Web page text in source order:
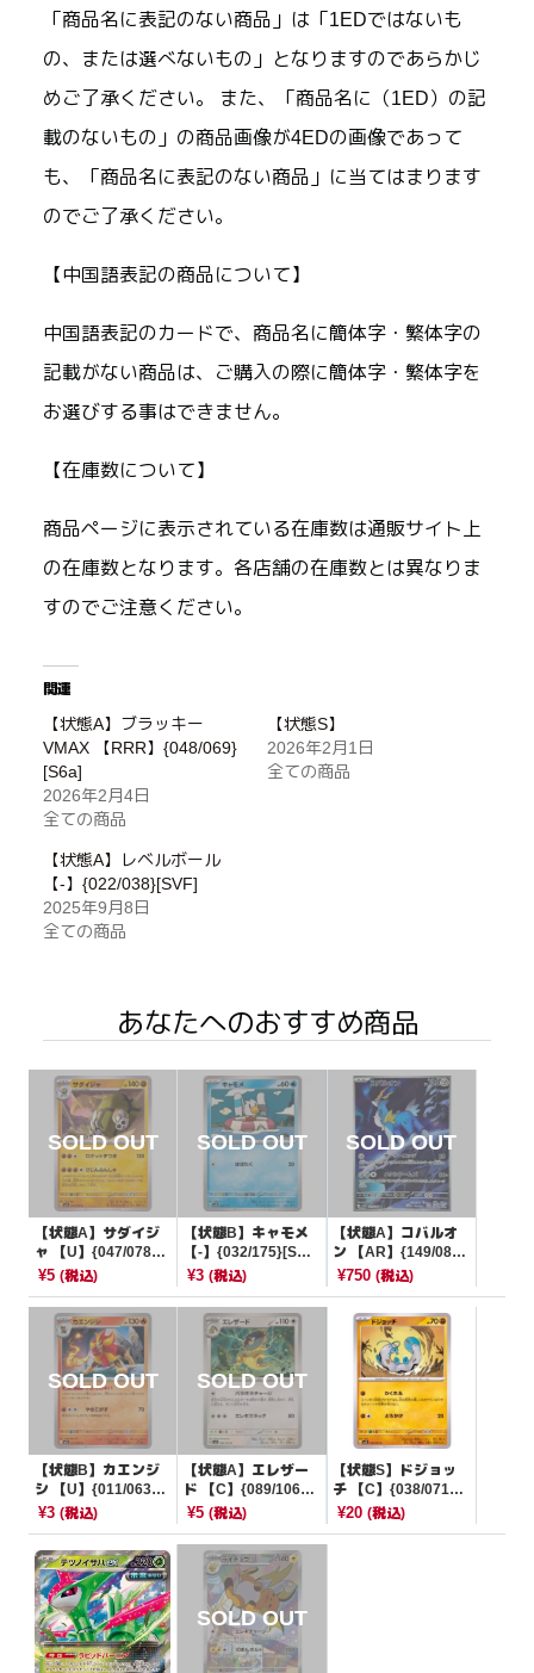
「商品名に表記のない商品」は「1EDではないも
の、または選べないもの」となりますのであらかじ
めご了承ください。 また、「商品名に（1ED）の記
載のないもの」の商品画像が4EDの画像であって
も、「商品名に表記のない商品」に当てはまります
のでご了承ください。
【中国語表記の商品について】
中国語表記のカードで、商品名に簡体字・繁体字の
記載がない商品は、ご購入の際に簡体字・繁体字を
お選びする事はできません。
【在庫数について】
商品ページに表示されている在庫数は通販サイト上
の在庫数となります。各店舗の在庫数とは異なりま
すのでご注意ください。
関連
【状態A】ブラッキー
VMAX 【RRR】{048/069}
[S6a]
2026年2月4日
全ての商品
【状態S】
2026年2月1日
全ての商品
【状態A】レベルボール
【-】{022/038}[SVF]
2025年9月8日
全ての商品
あなたへのおすすめ商品
【状態A】サダイジ
ャ 【U】{047/078}
[SV1S]
¥5 (税込)
【状態B】キャモメ
【-】{032/175}[SV
M]
¥3(税込)
【状態A】コバルオ
ン 【AR】{149/086}
[SV11B]
¥750 (税込)
【状態B】カエンジ
シ 【U】{011/063}
[M1S]
¥3 (税込)
【状態A】エレザー
ド 【C】{089/106}
[SV8]
¥5(税込)
【状態S】ドジョッ
チ 【C】{038/071}
[SV2D]
¥20 (税込)